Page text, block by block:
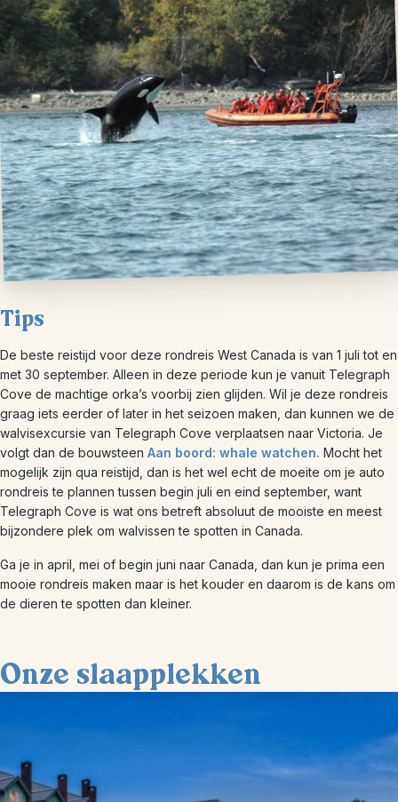
Tips
De beste reistijd voor deze rondreis West Canada is van 1 juli tot en
met 30 september. Alleen in deze periode kun je vanuit Telegraph
Cove de machtige orka’s voorbij zien glijden. Wil je deze rondreis
graag iets eerder of later in het seizoen maken, dan kunnen we de
walvisexcursie van Telegraph Cove verplaatsen naar Victoria. Je
volgt dan de bouwsteen Aan boord: whale watchen. Mocht het
mogelijk zijn qua reistijd, dan is het wel echt de moeite om je auto
rondreis te plannen tussen begin juli en eind september, want
Telegraph Cove is wat ons betreft absoluut de mooiste en meest
bijzondere plek om walvissen te spotten in Canada.
Ga je in april, mei of begin juni naar Canada, dan kun je prima een
mooie rondreis maken maar is het kouder en daarom is de kans om
de dieren te spotten dan kleiner.
Onze slaapplekken